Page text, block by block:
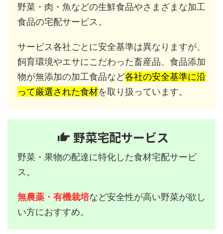
野菜・肉・魚などの生鮮食品やさまざまな加工
食品の宅配サービス。
サービス各社ごとに安全基準は異なりますが、
飼育環境やエサにこだわった畜産品、食品添加
物が無添加の加工食品など各社の安全基準に沿
って厳選された食材を取り扱っています。
野菜宅配サービス
野菜・果物の配達に特化した食材宅配サービ
ス。
無農薬・有機栽培など安全性が高い野菜が欲し
い方におすすめ。